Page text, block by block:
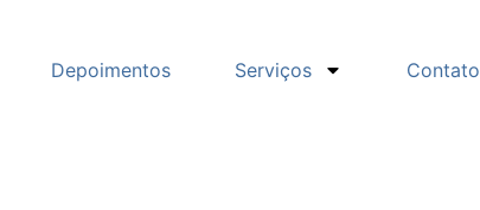
Depoimentos Serviços Contato